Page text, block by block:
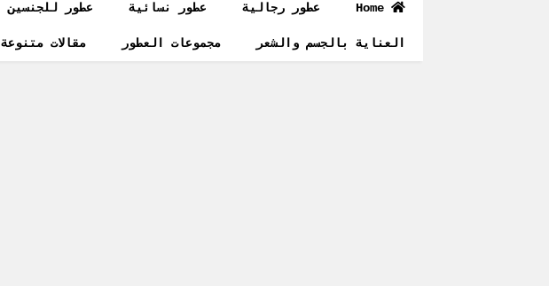
عطور رجالية عطور نسائية عطور للجنسين
العناية بالجسم والشعر مجموعات العطور مقالات متنوعة